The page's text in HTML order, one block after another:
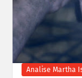
Analise Martha